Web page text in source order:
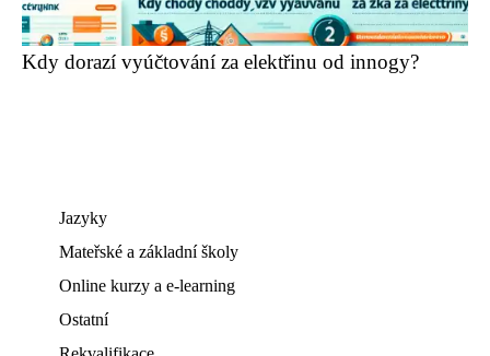
Kdy dorazí vyúčtování za elektřinu od innogy?
Jazyky
Mateřské a základní školy
Online kurzy a e-learning
Ostatní